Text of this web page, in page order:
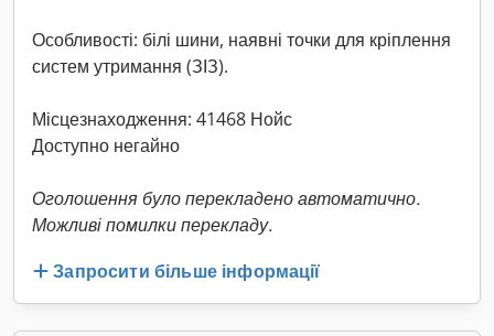
Особливості: білі шини, наявні точки для кріплення
систем утримання (ЗІЗ).
Місцезнаходження: 41468 Нойс
Доступно негайно
Оголошення було перекладено автоматично.
Можливі помилки перекладу.
Запросити більше інформації